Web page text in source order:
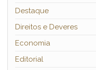
Destaque
Direitos e Deveres
Economia
Editorial